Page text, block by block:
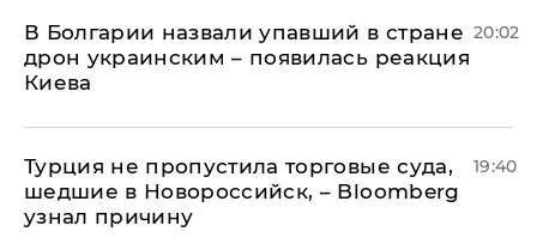
В Болгарии назвали упавший в стране
дрон украинским – появилась реакция
Киева
20:02
Турция не пропустила торговые суда,
шедшие в Новороссийск, – Bloomberg
узнал причину
19:40